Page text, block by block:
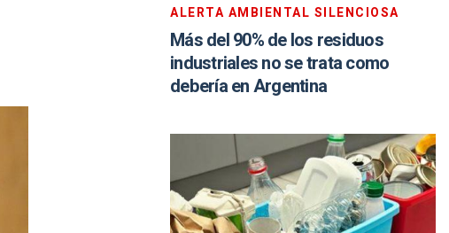
ALERTA AMBIENTAL SILENCIOSA
Más del 90% de los residuos
industriales no se trata como
debería en Argentina